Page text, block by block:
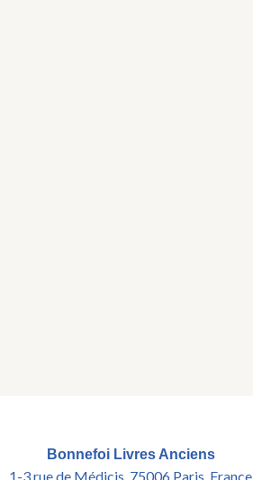
Bonnefoi Livres Anciens
1-3 rue de Médicis, 75006 Paris, France